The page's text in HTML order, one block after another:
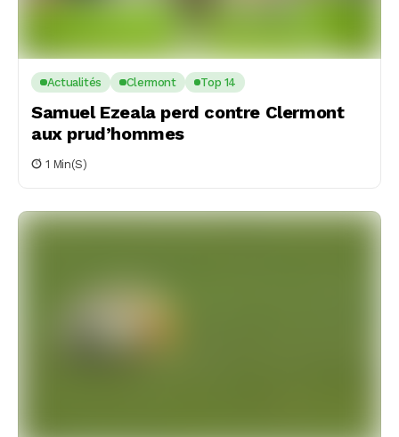
Actualités Clermont Top 14
Samuel Ezeala perd contre Clermont
aux prud’hommes
1 Min(s)